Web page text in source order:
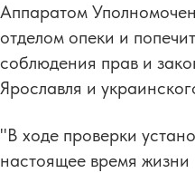
Аппаратом
отделом опеки и
соблюдения прав и
Ярославля и
"В ходе проверки
настоящее время жизни